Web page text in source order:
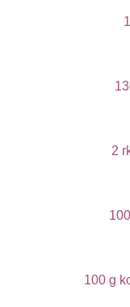
2
100 g